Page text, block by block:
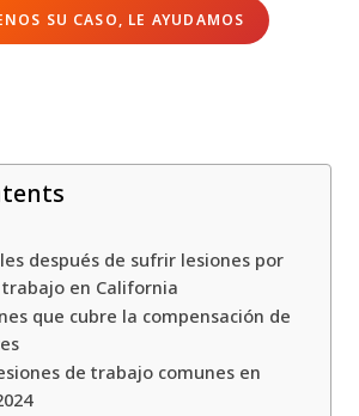
SU CASO, LE AYUDAMOS
después de sufrir lesiones por
en California
que cubre la compensación de
de trabajo comunes en